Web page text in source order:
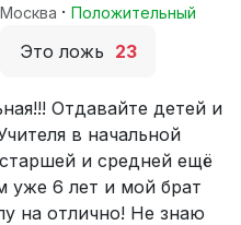
Москва · Положительный
Это ложь 23
Отдавайте детей и
в начальной
и средней ещё
уже 6 лет и мой брат
на отлично! Не знаю